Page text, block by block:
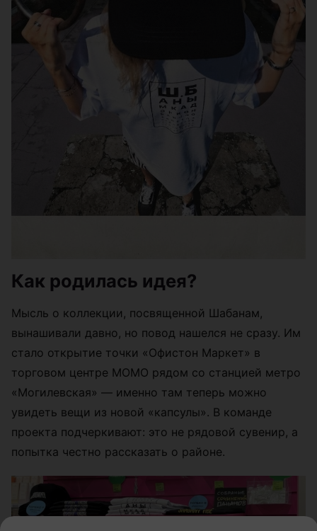
Как родилась идея?
Мысль о коллекции, посвященной Шабанам,
вынашивали давно, но повод нашелся не сразу. Им
стало открытие точки «Офистон Маркет» в
торговом центре МОМО рядом со станцией метро
«Могилевская» — именно там теперь можно
увидеть вещи из новой «капсулы». В команде
проекта подчеркивают: это не рядовой сувенир, а
попытка честно рассказать о районе.